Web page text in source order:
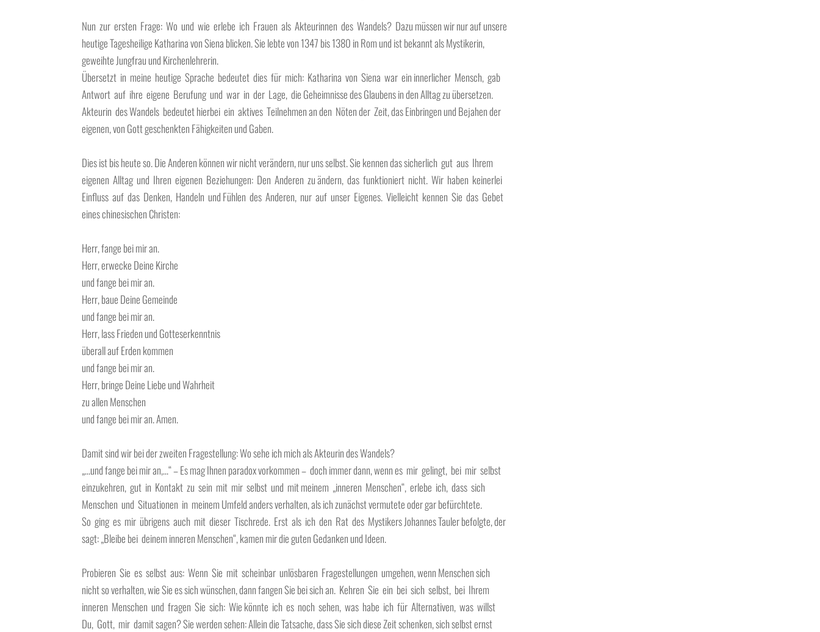
Nun zur ersten Frage: Wo und wie erlebe ich Frauen als Akteurinnen des Wandels? Dazu müssen wir nur auf unsere
heutige Tagesheilige Katharina von Siena blicken. Sie lebte von 1347 bis 1380 in Rom und ist bekannt als Mystikerin,
geweihte Jungfrau und Kirchenlehrerin.
Übersetzt in meine heutige Sprache bedeutet dies für mich: Katharina von Siena war ein innerlicher Mensch, gab
Antwort auf ihre eigene Berufung und war in der Lage, die Geheimnisse des Glaubens in den Alltag zu übersetzen.
Akteurin des Wandels bedeutet hierbei ein aktives Teilnehmen an den Nöten der Zeit, das Einbringen und Bejahen der
eigenen, von Gott geschenkten Fähigkeiten und Gaben.
Dies ist bis heute so. Die Anderen können wir nicht verändern, nur uns selbst. Sie kennen das sicherlich gut aus Ihrem
eigenen Alltag und Ihren eigenen Beziehungen: Den Anderen zu ändern, das funktioniert nicht. Wir haben keinerlei
Einfluss auf das Denken, Handeln und Fühlen des Anderen, nur auf unser Eigenes. Vielleicht kennen Sie das Gebet
eines chinesischen Christen:
Herr, fange bei mir an.
Herr, erwecke Deine Kirche
und fange bei mir an.
Herr, baue Deine Gemeinde
und fange bei mir an.
Herr, lass Frieden und Gotteserkenntnis
überall auf Erden kommen
und fange bei mir an.
Herr, bringe Deine Liebe und Wahrheit
zu allen Menschen
und fange bei mir an. Amen.
Damit sind wir bei der zweiten Fragestellung: Wo sehe ich mich als Akteurin des Wandels?
„…und fange bei mir an,…“ – Es mag Ihnen paradox vorkommen – doch immer dann, wenn es mir gelingt, bei mir selbst
einzukehren, gut in Kontakt zu sein mit mir selbst und mit meinem „inneren Menschen“, erlebe ich, dass sich
Menschen und Situationen in meinem Umfeld anders verhalten, als ich zunächst vermutete oder gar befürchtete.
So ging es mir übrigens auch mit dieser Tischrede. Erst als ich den Rat des Mystikers Johannes Tauler befolgte, der
sagt: „Bleibe bei deinem inneren Menschen“, kamen mir die guten Gedanken und Ideen.
Probieren Sie es selbst aus: Wenn Sie mit scheinbar unlösbaren Fragestellungen umgehen, wenn Menschen sich
nicht so verhalten, wie Sie es sich wünschen, dann fangen Sie bei sich an. Kehren Sie ein bei sich selbst, bei Ihrem
inneren Menschen und fragen Sie sich: Wie könnte ich es noch sehen, was habe ich für Alternativen, was willst
Du, Gott, mir damit sagen? Sie werden sehen: Allein die Tatsache, dass Sie sich diese Zeit schenken, sich selbst ernst